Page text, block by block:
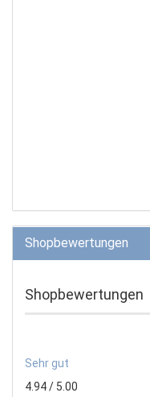
Shopbewertungen
Shopbewertungen
Sehr gut
4.94 / 5.00